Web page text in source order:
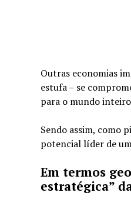
Outras economias
estufa – se
para o mundo
Sendo assim, como
potencial líder de
Em termos
estratégica”